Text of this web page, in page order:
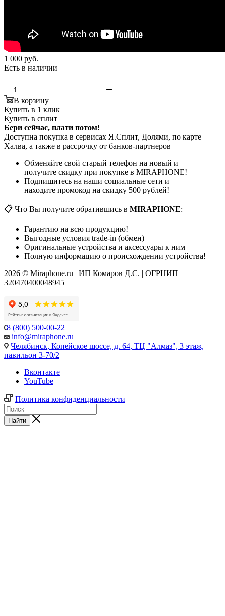
1 000 руб.
Есть в наличии
В корзину
Купить в 1 клик
Купить в сплит
Бери сейчас, плати потом!
Доступна покупка в сервисах Я.Сплит, Долями, по карте
Халва, а также в рассрочку от банков-партнеров
Обменяйте свой старый телефон на новый и
получите скидку при покупке в MIRAPHONE!
Подпишитесь на наши социальные сети и
находите промокод на скидку 500 рублей!
📋 Что Вы получите обратившись в MIRAPHONE:
Гарантию на всю продукцию!
Выгодные условия trade-in (обмен)
Оригинальные устройства и аксессуары к ним
Полную информацию о происхождении устройства!
2026 © Miraphone.ru | ИП Комаров Д.С. | ОГРНИП
320470400048945
8 (800) 500-00-22
info@miraphone.ru
Челябинск, Копейское шоссе, д. 64, ТЦ "Алмаз", 3 этаж,
павильон 3-70/2
Вконтакте
YouTube
Политика конфиденциальности
Найти